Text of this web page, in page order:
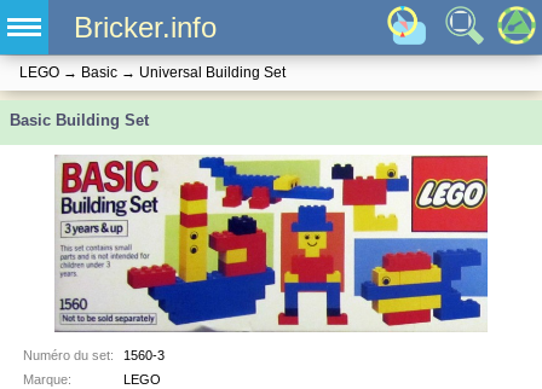
Bricker.info
LEGO → Basic → Universal Building Set
Basic Building Set
Numéro du set:
1560-3
Marque:
LEGO